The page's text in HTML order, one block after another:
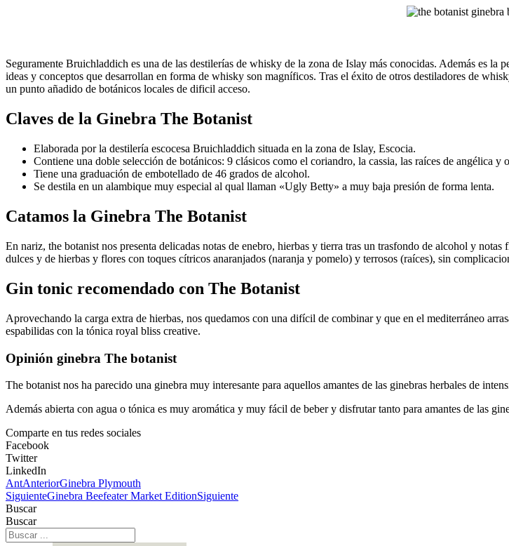
Seguramente Bruichladdich es una de las destilerías de whisky de la zona de Islay más conocidas. Además es
ideas y conceptos que desarrollan en forma de whisky son magníficos. Tras el éxito de otros destiladores de
un punto añadido de botánicos locales de dificil acceso.
Claves de la Ginebra The Botanist
Elaborada por la destilería escocesa Bruichladdich situada en la zona de Islay, Escocia.
Contiene una doble selección de botánicos: 9 clásicos como el coriandro, la cassia, las raíces de angélica
Tiene una graduación de embotellado de 46 grados de alcohol.
Se destila en un alambique muy especial al qual llaman «Ugly Betty» a muy baja presión de forma lenta.
Catamos la Ginebra The Botanist
En nariz, the botanist nos presenta delicadas notas de enebro, hierbas y tierra tras un trasfondo de alcohol y
dulces y de hierbas y flores con toques cítricos anaranjados (naranja y pomelo) y terrosos (raíces), sin
Gin tonic recomendado con The Botanist
Aprovechando la carga extra de hierbas, nos quedamos con una difícil de combinar y que en el mediterráneo
espabilidas con la tónica royal bliss creative.
Opinión ginebra The botanist
The botanist nos ha parecido una ginebra muy interesante para aquellos amantes de las ginebras herbales de
Además abierta con agua o tónica es muy aromática y muy fácil de beber y disfrutar tanto para amantes de las
Comparte en tus redes sociales
Facebook
Twitter
LinkedIn
AntAnteriorGinebra Plymouth
SiguienteGinebra Beefeater Market EditionSiguiente
Buscar
Buscar